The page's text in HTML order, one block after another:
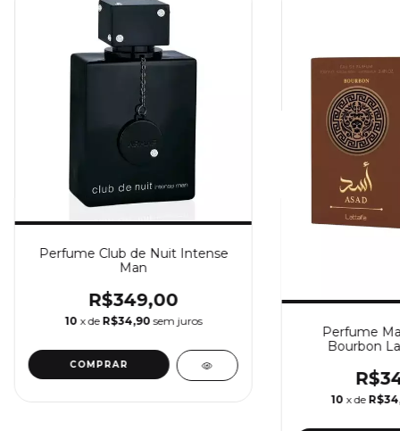
Perfume Club de Nuit Intense
Man
R$349,00
10 x de R$34,90 sem juros
Perfume
Bourbon
10 x de